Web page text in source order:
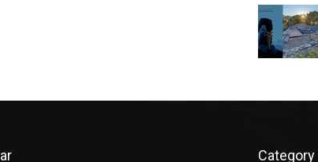
Category